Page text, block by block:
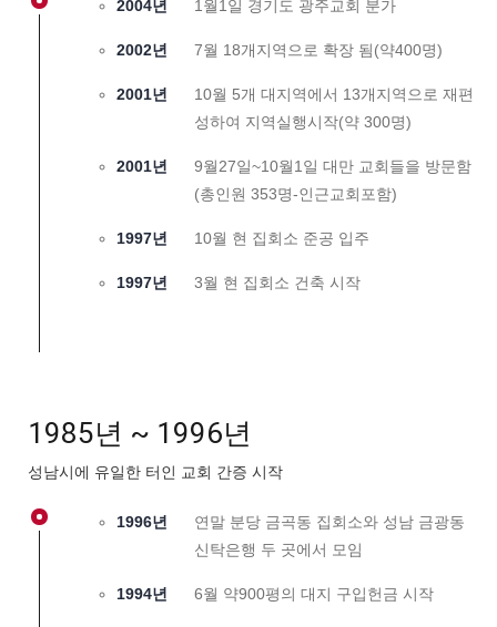
2004년 1월1일 경기도 광주교회 분가
2002년 7월 18개지역으로 확장 됨(약400명)
2001년
10월 5개 대지역에서 13개지역으로 재편
성하여 지역실행시작(약 300명)
2001년
9월27일~10월1일 대만 교회들을 방문함
(총인원 353명-인근교회포함)
1997년 10월 현 집회소 준공 입주
1997년 3월 현 집회소 건축 시작
1985년 ~ 1996년
성남시에 유일한 터인 교회 간증 시작
1996년
연말 분당 금곡동 집회소와 성남 금광동
신탁은행 두 곳에서 모임
1994년 6월 약900평의 대지 구입헌금 시작